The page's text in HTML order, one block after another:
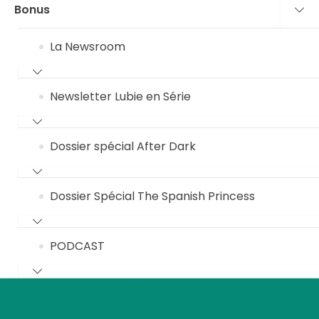
Bonus
La Newsroom
Newsletter Lubie en Série
Dossier spécial After Dark
Dossier Spécial The Spanish Princess
PODCAST